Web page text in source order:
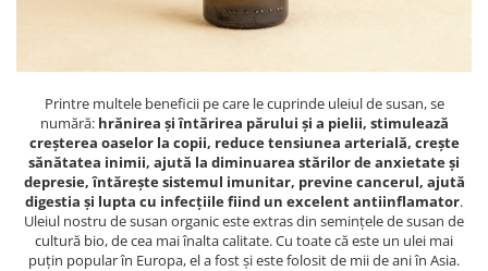
COSMETICE
REMEDII NATURISTE
TOATE PRODUSELE
Printre multele beneficii pe care le cuprinde uleiul de susan, se
numără:hrănirea și întărirea părului și a pielii, stimulează
creșterea oaselor la copii, reduce tensiunea arterială, crește
sănătatea inimii, ajută la diminuarea stărilor de anxietate și
depresie, întărește sistemul imunitar, previne cancerul, ajută
digestia și lupta cu infecțiile fiind un excelent antiinflamator.
Uleiul nostru de susan organic este extras din semințele de susan de
cultură bio, de cea mai înalta calitate. Cu toate că este un ulei mai
puțin popular în Europa, el a fost și este folosit de mii de ani în Asia.